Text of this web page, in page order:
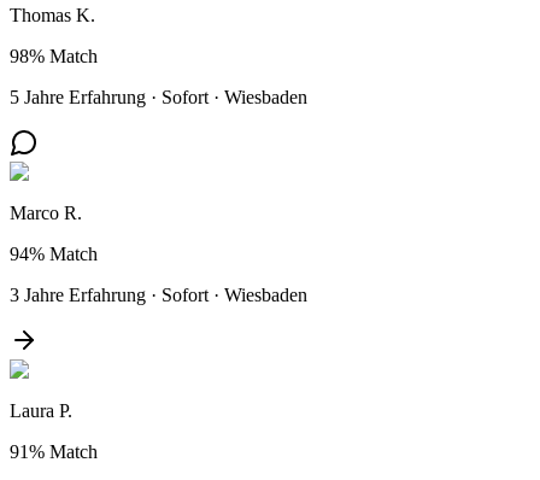
Thomas K.
98% Match
5 Jahre Erfahrung · Sofort · Wiesbaden
Marco R.
94% Match
3 Jahre Erfahrung · Sofort · Wiesbaden
Laura P.
91% Match